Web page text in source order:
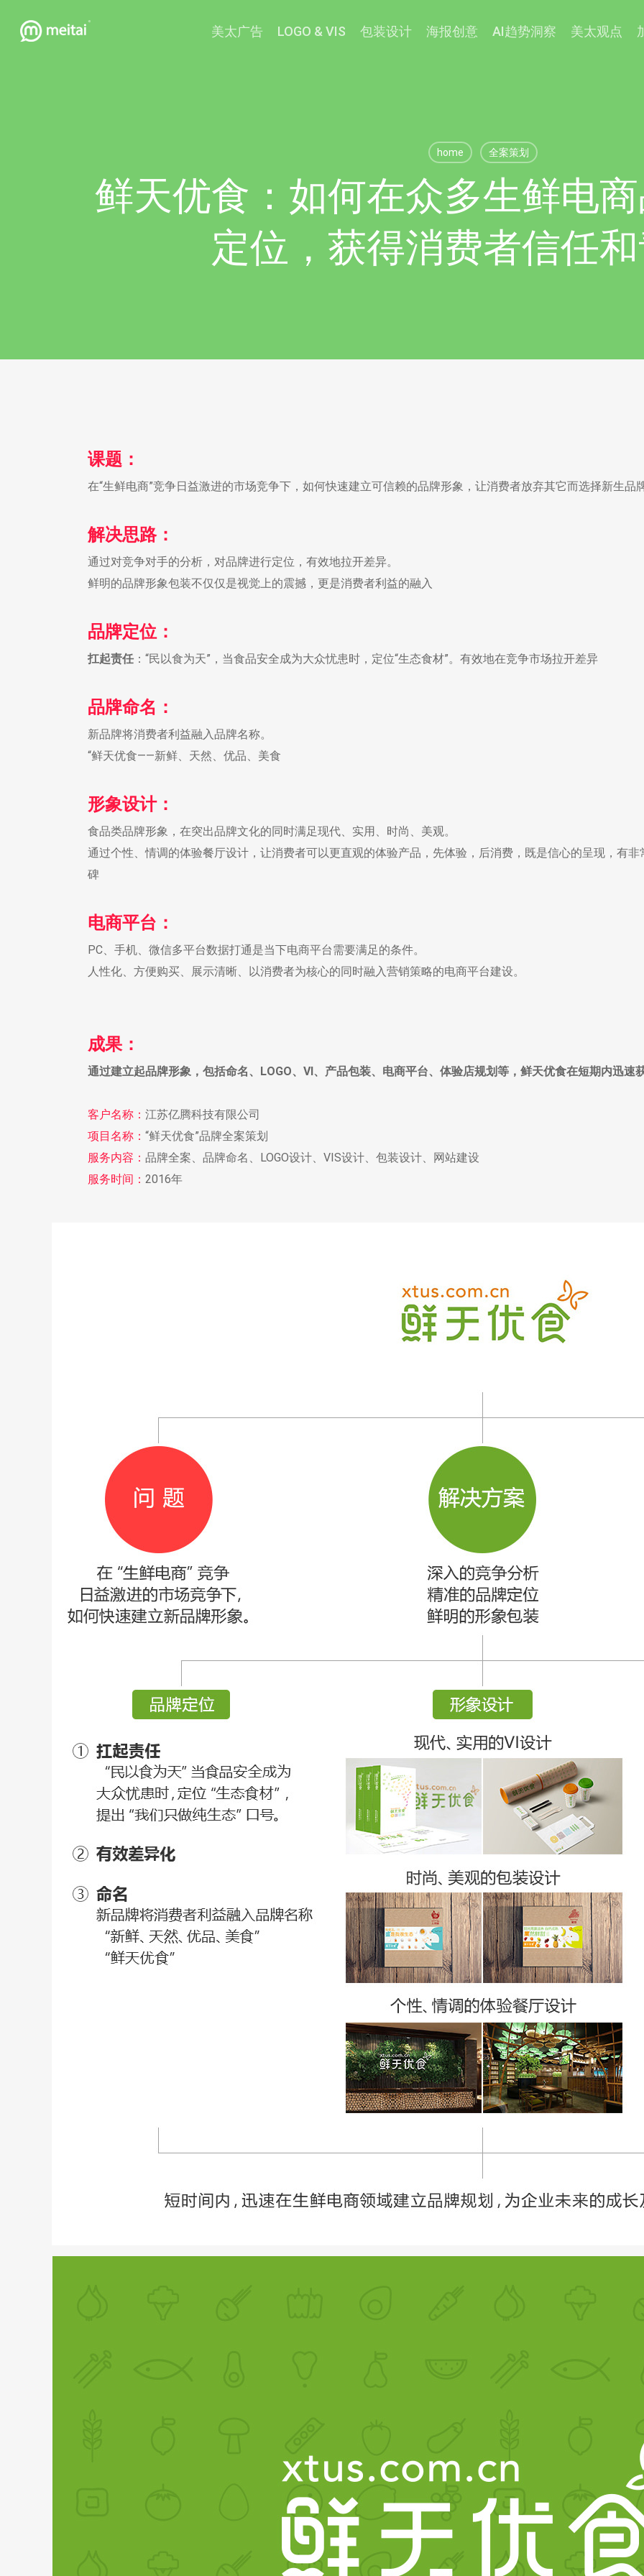
美太广告 LOGO & VIS 包装设计 海报创意 AI趋势洞察 美太观点
home 全案策划
鲜天优食：如何在众多生鲜电
定位，获得消费者信任和
课题：
在“生鲜电商”竞争日益激进的市场竞争下，如何快速建立可信赖的品牌形象，让消费者放弃其它而选择新生品
解决思路：
通过对竞争对手的分析，对品牌进行定位，有效地拉开差异。
鲜明的品牌形象包装不仅仅是视觉上的震撼，更是消费者利益的融入
品牌定位：
扛起责任 ：“民以食为天”，当食品安全成为大众忧患时，定位“生态食材”。有效地在竞争市场拉开差异
品牌命名：
新品牌将消费者利益融入品牌名称。
“鲜天优食——新鲜、天然、优品、美食
形象设计：
食品类品牌形象，在突出品牌文化的同时满足现代、实用、时尚、美观。
通过个性、情调的体验餐厅设计，让消费者可以更直观的体验产品，先体验，后消费，既是信心的呈现，有
碑
电商平台：
PC、手机、微信多平台数据打通是当下电商平台需要满足的条件。
人性化、方便购买、展示清晰、以消费者为核心的同时融入营销策略的电商平台建设。
成果：
通过建立起品牌形象，包括命名、LOGO、VI、产品包装、电商平台、体验店规划等，鲜天优食在短期内迅速
客户名称： 江苏亿腾科技有限公司
项目名称： “鲜天优食”品牌全案策划
服务内容： 品牌全案、品牌命名、LOGO设计、VIS设计、包装设计、网站建设
服务时间： 2016年